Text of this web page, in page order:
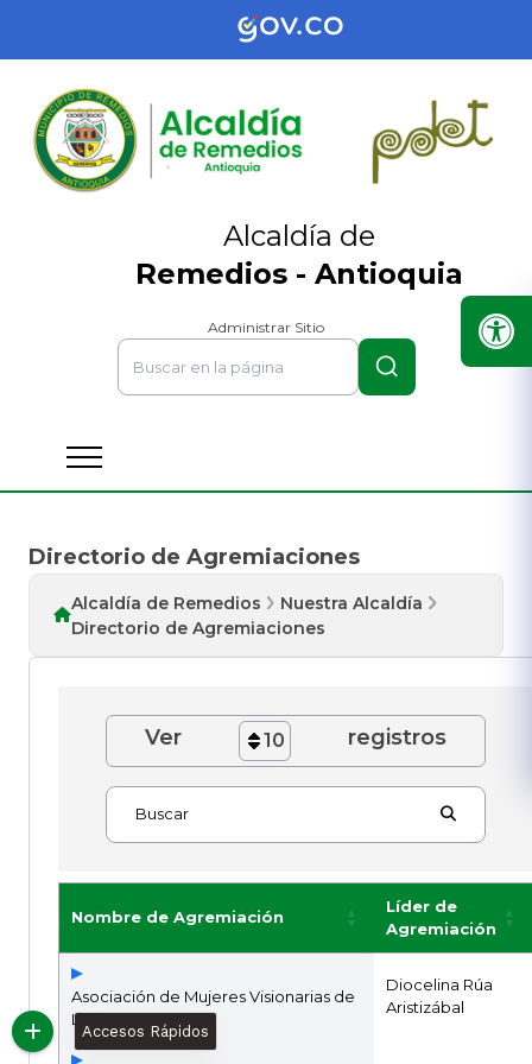
Alcaldía de
Remedios - Antioquia
Administrar Sitio
Directorio de Agremiaciones
Alcaldía de Remedios
Nuestra Alcaldía
Directorio de Agremiaciones
Ver 10 registros
Buscar
Nombre de Agremiación
Líder de
Agremiación
Asociación de Mujeres Visionarias de
La Vega
Diocelina Rúa
Aristizábal
Accesos Rápidos